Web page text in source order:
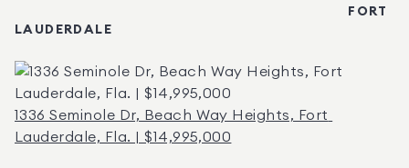
LAUDERDALE
1336 Seminole Dr, Beach Way Heights, Fort
Lauderdale, Fla. | $14,995,000